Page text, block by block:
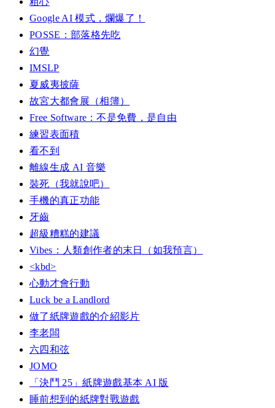
Google AI 模式，爛爆了！
POSSE：部落格先吃
幻覺
IMSLP
夏威夷披薩
故宮大都會展（相簿）
Free Software：不是免費，是自由
練習表面積
看不到
離線生成 AI 音樂
裝死（我就說吧）
手機的真正功能
牙齒
超級糟糕的建議
Vibes：人類創作者的末日（如我預言）
<kbd>
心動才會行動
Luck be a Landlord
做了紙牌遊戲的介紹影片
李老闆
六四和弦
JOMO
「決鬥 25」紙牌遊戲基本 AI 版
睡前想到的紙牌對戰遊戲